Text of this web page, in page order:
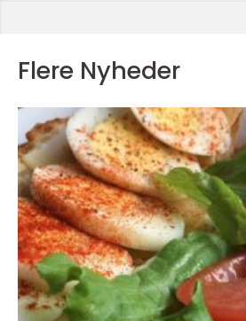
Flere Nyheder